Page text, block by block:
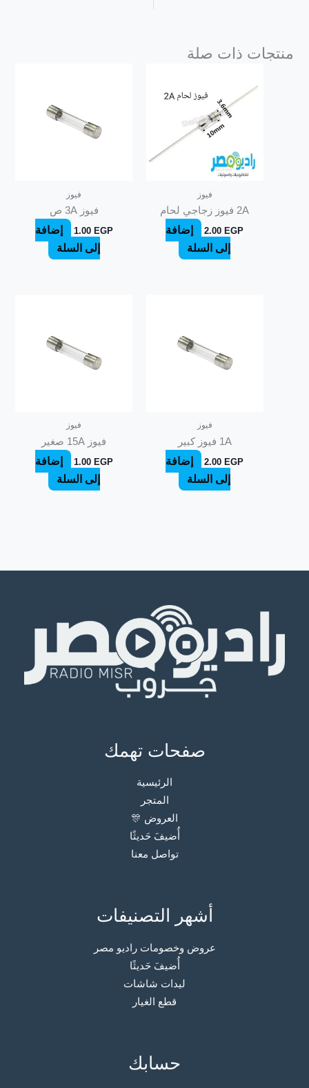
منتجات ذات صلة
فيوز
2A فيوز زجاجي لحام
2.00 EGP
إضافة
إلى السلة
فيوز
فيوز 3A ص
1.00 EGP
إضافة
إلى السلة
فيوز
1A فيوز كبير
2.00 EGP
إضافة
إلى السلة
فيوز
فيوز 15A صغير
1.00 EGP
إضافة
إلى السلة
صفحات تهمك
الرئيسية
المتجر
العروض 🎊
أُضيفَ حَديثًا
تواصل معنا
أشهر التصنيفات
عروض وخصومات راديو مصر
أُضيفَ حَديثًا
ليدات شاشات
قطع الغيار
حسابك